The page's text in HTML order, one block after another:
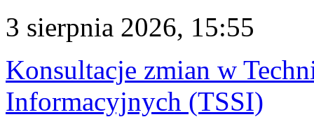
3 sierpnia 2026, 15:55
Konsultacje zmian w
Informacyjnych (TSSI)